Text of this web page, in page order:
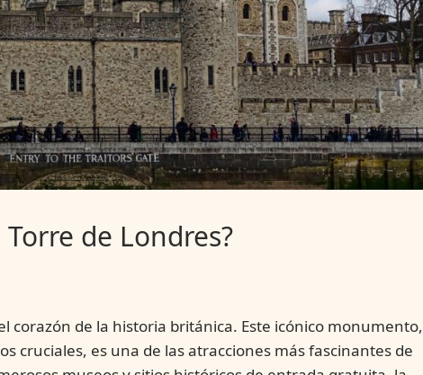
de Londres?
corazón de la historia británica. Este icónico monumento,
cruciales, es una de las atracciones más fascinantes de